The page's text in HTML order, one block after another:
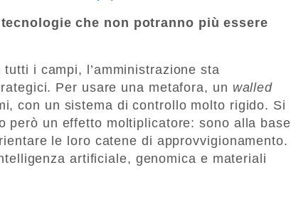
che non potranno più essere
i campi, l’amministrazione sta
Per usare una metafora, un walled
con un sistema di controllo molto rigido. Si
però un effetto moltiplicatore: sono alla base
le loro catene di approvvigionamento.
artificiale, genomica e materiali